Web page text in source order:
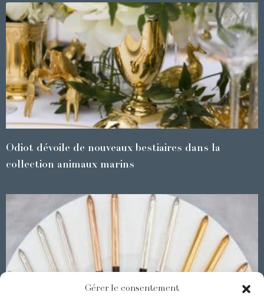
Gérer le consentement
Odiot dévoile de nouveaux bestiaires dans la
collection animaux marins